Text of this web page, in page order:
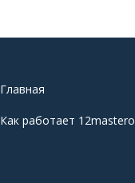
Главная
Как работает